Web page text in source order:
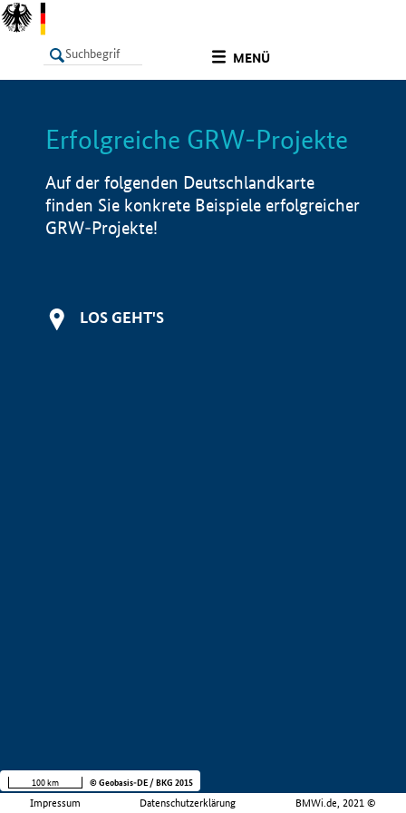
MENÜ
LISTE Info
Erfolgreiche GRW-Projekte
Auf der folgenden Deutschlandkarte
finden Sie konkrete Beispiele erfolgreicher
GRW-Projekte!
LOS GEHT'S
Impressum Datenschutzerklärung BMWi.de, 2021 ©
100 km © Geobasis-DE / BKG 2015